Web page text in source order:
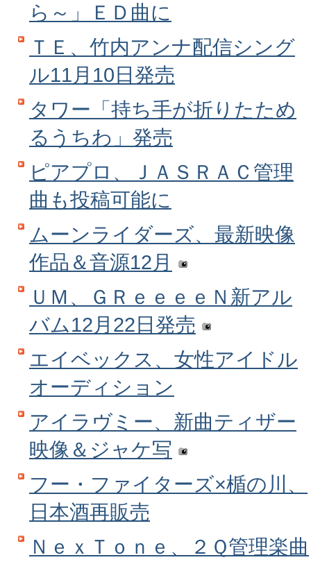
ら～」ＥＤ曲に
ＴＥ、竹内アンナ配信シング
ル11月10日発売
タワー「持ち手が折りたため
るうちわ」発売
ピアプロ、ＪＡＳＲＡＣ管理
曲も投稿可能に
ムーンライダーズ、最新映像
作品＆音源12月
ＵＭ、ＧＲｅｅｅｅＮ新アル
バム12月22日発売
エイベックス、女性アイドル
オーディション
アイラヴミー、新曲ティザー
映像＆ジャケ写
フー・ファイターズ×楯の川、
日本酒再販売
ＮｅｘＴｏｎｅ、２Ｑ管理楽曲